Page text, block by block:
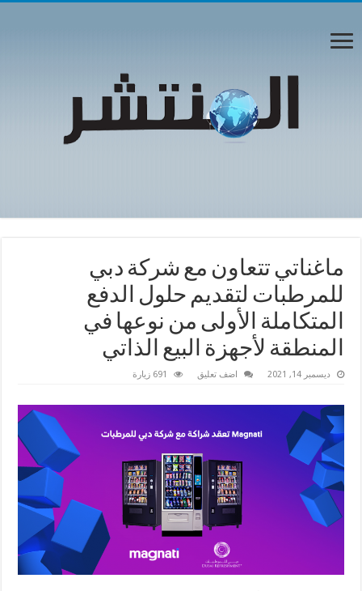
ماغناتي تتعاون مع شركة دبي
للمرطبات لتقديم حلول الدفع
المتكاملة الأولى من نوعها في
المنطقة لأجهزة البيع الذاتي
ديسمبر 14, 2021 اضف تعليق 691 زيارة